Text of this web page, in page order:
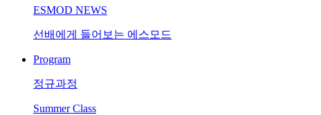
ESMOD NEWS
선배에게 들어보는 에스모드
Program
정규과정
Summer Class